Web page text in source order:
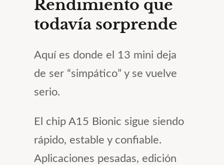
Rendimiento que
todavía sorprende
Aquí es donde el 13 mini deja
de ser “simpático” y se vuelve
serio.
El chip A15 Bionic sigue siendo
rápido, estable y confiable.
Aplicaciones pesadas, edición